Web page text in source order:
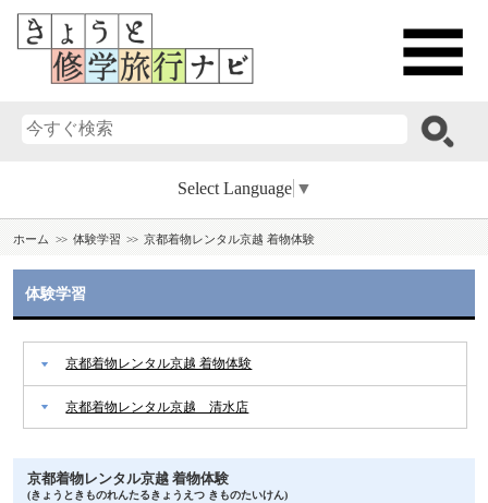
Select Language ▼
ホーム 体験学習 京都着物レンタル京越 着物体験
体験学習
京都着物レンタル京越 着物体験
京都着物レンタル京越 清水店
京都着物レンタル京越 着物体験
(きょうときものれんたるきょうえつ きものたいけん)